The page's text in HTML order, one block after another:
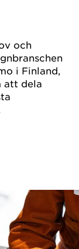
och
i Finland,
att dela